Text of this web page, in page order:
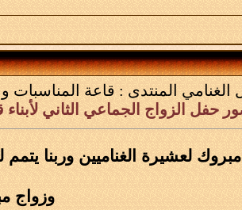
الغنامي المنتدى : قاعة المناسبات و
حفل الزواج الجماعي الثاني لأبناء
لعشيرة الغناميين وربنا
وزواج